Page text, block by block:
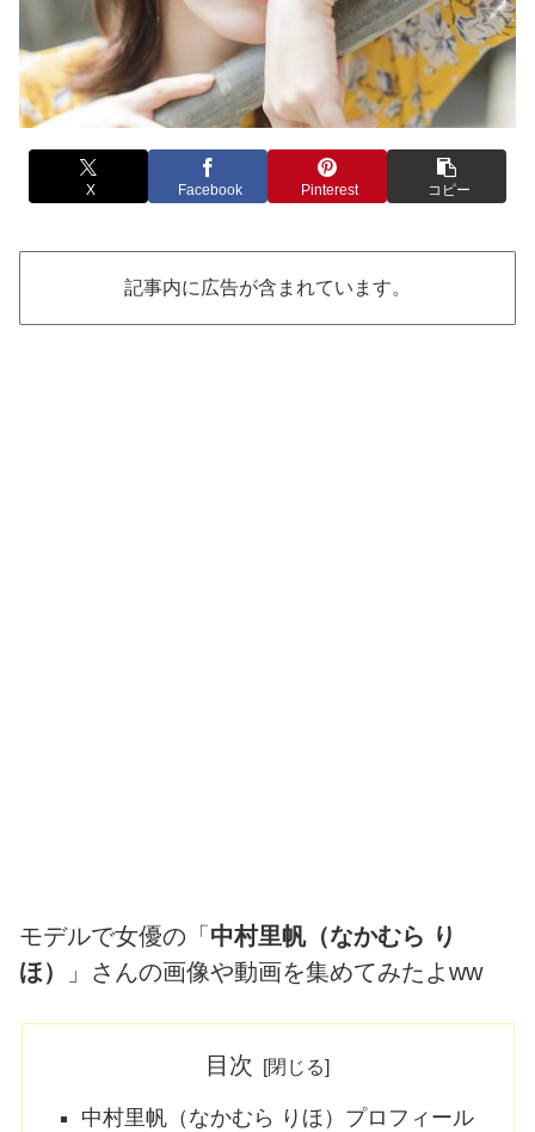
X Facebook Pinterest コピー
記事内に広告が含まれています。
モデルで女優の「 中村里帆（なかむら り
ほ）
」さんの画像や動画を集めてみたよww
目次
中村里帆（なかむら りほ）プロフィール